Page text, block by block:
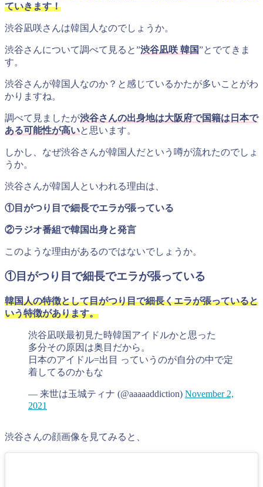
ていきます！
渋谷凪咲さんは韓国人なのでしょうか。
渋谷さんについて調べて見ると”渋谷凪咲 韓国”とでてきま
す。
渋谷さんが韓国人なのか？と感じているかたが多いことがわ
かりますね。
調べて見ましたが渋谷さんの出身地は大阪府で国籍は日本で
ある可能性が高いと思います。
しかし、なぜ渋谷さんが韓国人だという噂が流れたのでしょ
うか。
渋谷さんが韓国人といわれる理由は、
①目がつり目で細長でエラが張っている
②ラジオ番組で韓国出身と発言
このような理由があるのではないでしょうか。
①目がつり目で細長でエラが張っている
韓国人の特徴として目がつり目で細長くエラが張っていると
いう特徴があります。
渋谷凪咲最初見た時韓国アイドルかと思った
多分その原因は奥目だから。
日本のアイドル=出目 っていうのが自分の中で定
着してるのかもな
— 来世は玉城ティナ (@aaaaaddiction) November 2,
2021
渋谷さんの顔画像を見てみると、